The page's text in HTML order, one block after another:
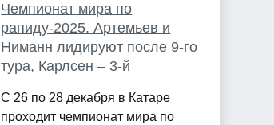
Чемпионат мира по
рапиду-2025. Артемьев и
Ниманн лидируют после 9-го
тура, Карлсен – 3-й
С 26 по 28 декабря в Катаре
проходит чемпионат мира по